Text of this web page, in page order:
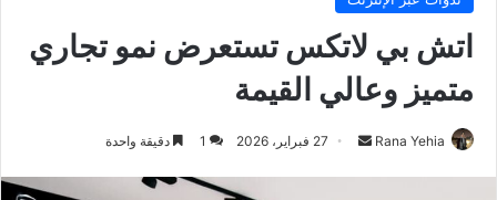
اتش بي لاتكس تستعرض نمو تجاري
متميز وعالي القيمة
Rana Yehia
أرسل 27 فبراير، 2026 1 دقيقة واحدة